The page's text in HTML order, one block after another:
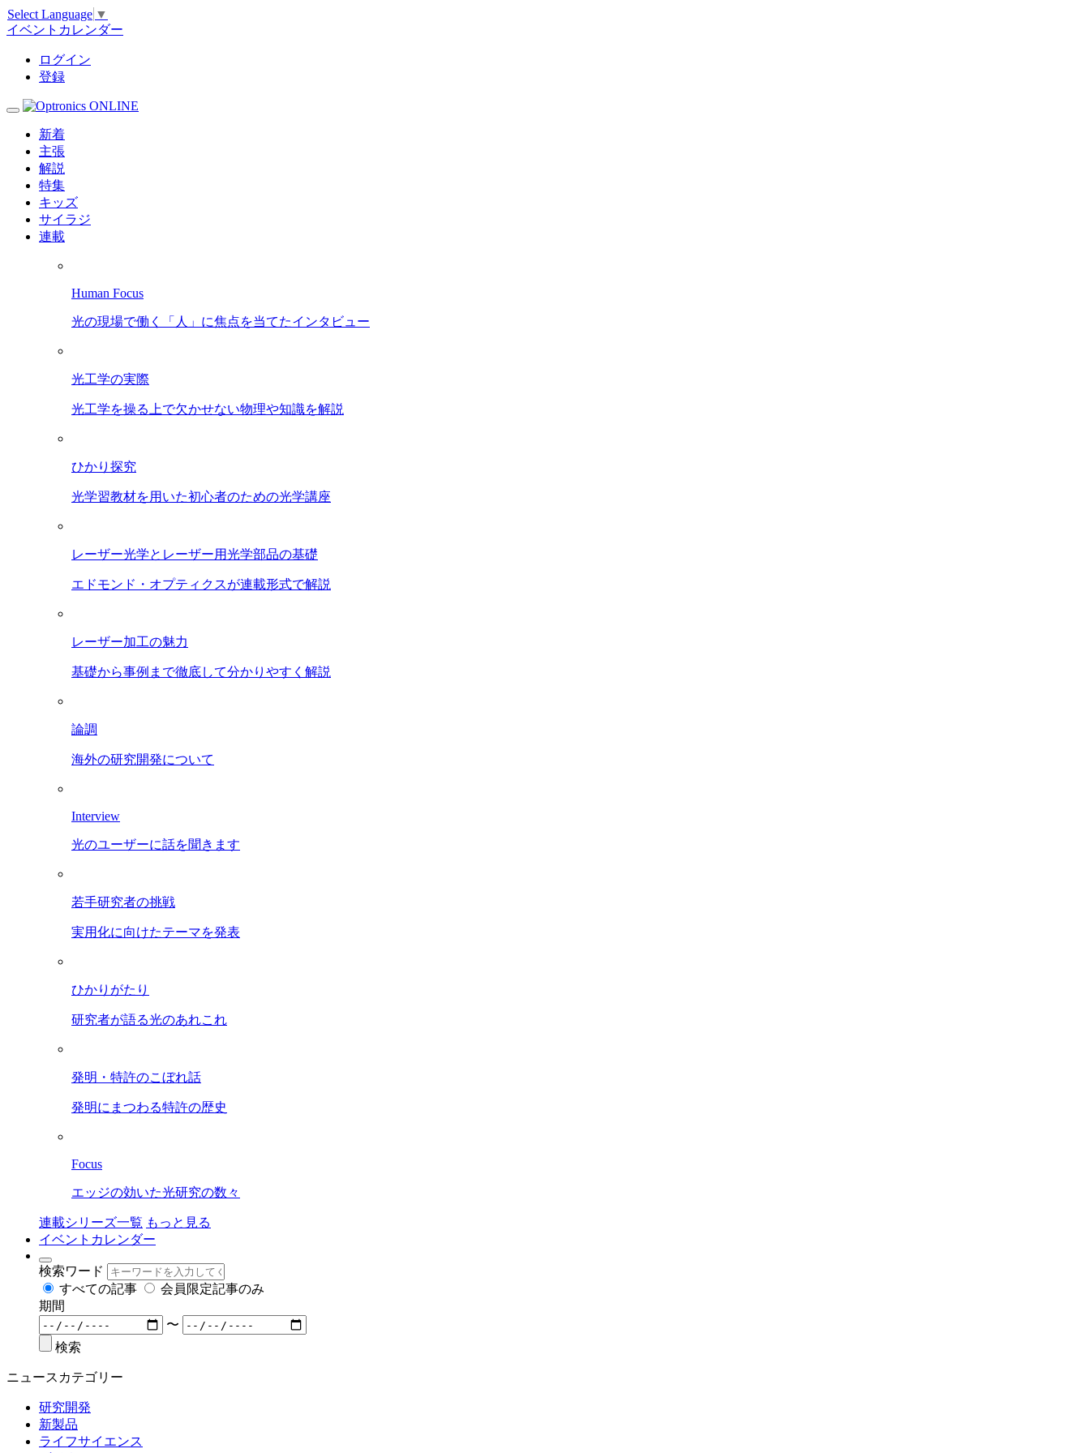
Select Language ▼
イベントカレンダー
ログイン
登録
新着
主張
解説
特集
キッズ
サイラジ
連載
Human Focus
光の現場で働く「人」に焦点を当てたインタビュー
光工学の実際
光工学を操る上で欠かせない物理や知識を解説
ひかり探究
光学習教材を用いた初心者のための光学講座
レーザー光学とレーザー用光学部品の基礎
エドモンド・オプティクスが連載形式で解説
レーザー加工の魅力
基礎から事例まで徹底して分かりやすく解説
論調
海外の研究開発について
Interview
光のユーザーに話を聞きます
若手研究者の挑戦
実用化に向けたテーマを発表
ひかりがたり
研究者が語る光のあれこれ
発明・特許のこぼれ話
発明にまつわる特許の歴史
Focus
エッジの効いた光研究の数々
連載シリーズ一覧 もっと見る
イベントカレンダー
検索ワード
すべての記事
会員限定記事のみ
期間
〜
検索
ニュースカテゴリー
研究開発
新製品
ライフサイエンス